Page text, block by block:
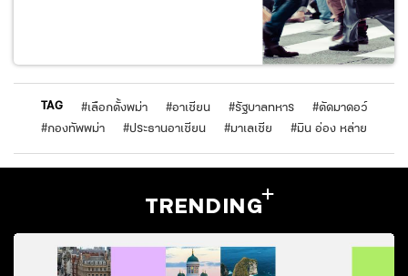
TAG #เลือกตั้งพม่า #อาเซียน #รัฐบาลทหาร #ตัดมาดอว์
#กองทัพพม่า #ประธานอาเซียน #มาเลเซีย #มิน อ่อง หล่าย
TRENDING